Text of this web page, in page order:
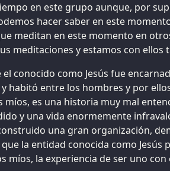
en este grupo aunque, por
hacer saber en este
meditan en este momento en
meditaciones y estamos con ellos
el conocido como Jesús fue
habitó entre los hombres y por
míos, es una historia muy mal
y una vida enormemente
una gran organización,
la entidad conocida como Jesús
míos, la experiencia de ser uno con